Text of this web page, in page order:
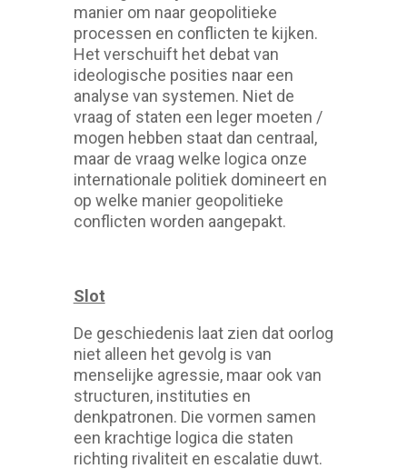
manier om naar geopolitieke
processen en conflicten te kijken.
Het verschuift het debat van
ideologische posities naar een
analyse van systemen. Niet de
vraag of staten een leger moeten /
mogen hebben staat dan centraal,
maar de vraag welke logica onze
internationale politiek domineert en
op welke manier geopolitieke
conflicten worden aangepakt.
Slot
De geschiedenis laat zien dat oorlog
niet alleen het gevolg is van
menselijke agressie, maar ook van
structuren, instituties en
denkpatronen. Die vormen samen
een krachtige logica die staten
richting rivaliteit en escalatie duwt.